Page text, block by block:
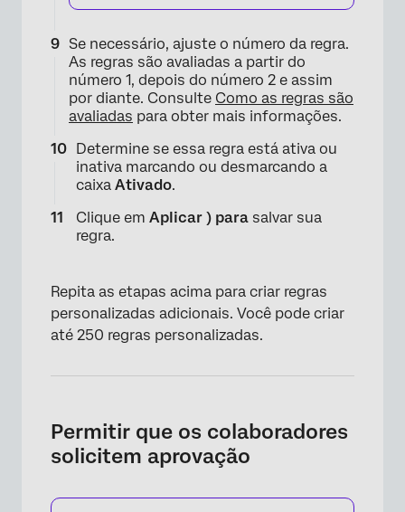
Se necessário, ajuste o número da regra.
As regras são avaliadas a partir do
número 1, depois do número 2 e assim
por diante. Consulte Como as regras são
avaliadas para obter mais informações.
Determine se essa regra está ativa ou
inativa marcando ou desmarcando a
caixa Ativado.
Clique em Aplicar ) para salvar sua
regra.
Repita as etapas acima para criar regras
personalizadas adicionais. Você pode criar
até 250 regras personalizadas.
Permitir que os colaboradores
solicitem aprovação